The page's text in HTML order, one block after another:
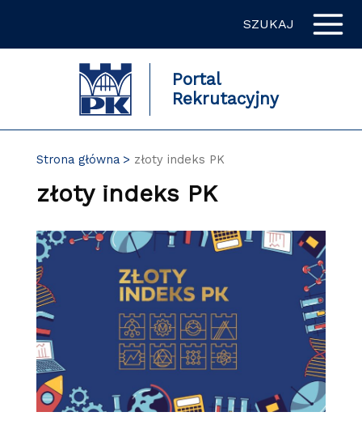
SZUKAJ
Portal
Rekrutacyjny
Strona główna złoty indeks PK
złoty indeks PK